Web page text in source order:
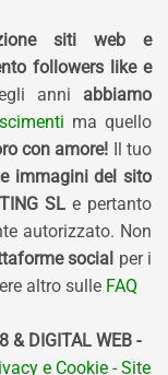
siti web e
followers like e
anni abbiamo
ma quello
con amore! Il tuo
immagini del sito
SL e pertanto
autorizzato. Non
social per i
altro sulle FAQ
& DIGITAL WEB -
e Cookie - Site